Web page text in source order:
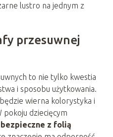
lustro na jednym z
przesuwnej
to nie tylko kwestia
i sposobu użytkowania.
wierna kolorystyka i
pokoju dziecięcym
z folią